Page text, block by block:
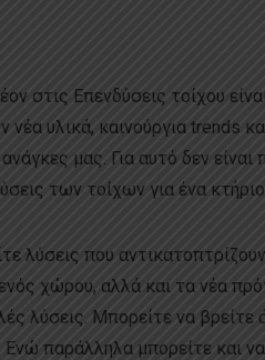
στις Επενδύσεις τοίχου
νέα υλικά, καινούργια trends
μας. Για αυτό δεν
των τοίχων για ένα
λύσεις που
χώρου, αλλά και τα νέα
λύσεις. Μπορείτε να βρείτε
παράλληλα μπορείτε και